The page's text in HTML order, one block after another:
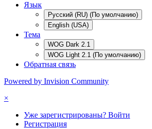
Язык
Русский (RU) (По умолчанию)
English (USA)
Тема
WOG Dark 2.1
WOG Light 2.1 (По умолчанию)
Обратная связь
Powered by Invision Community
×
Уже зарегистрированы? Войти
Регистрация